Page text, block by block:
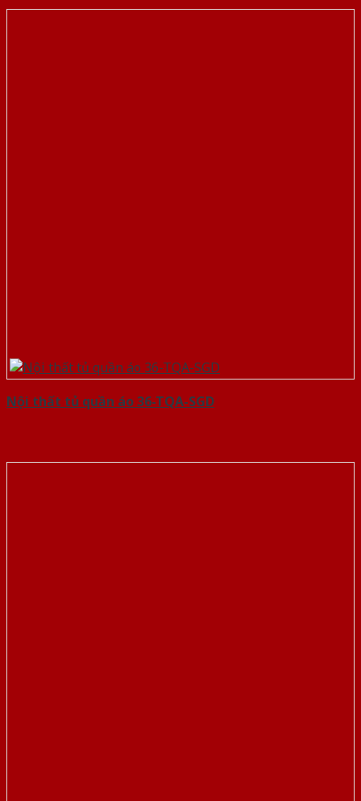
Nội thất tủ quần áo 36-TQA-SGD